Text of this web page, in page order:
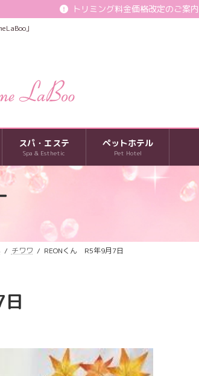
トリミング料金価格改定のご案内
」
スパ・エステ
Spa & Esthetic
ペットホテル
Pet Hotel
チワワ REONくん R5年9月7日